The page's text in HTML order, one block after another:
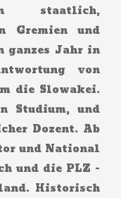
staatlich,
Gremien und
ganzes Jahr in
von
die Slowakei.
Studium, und
Dozent. Ab
und National
und die PLZ -
Historisch